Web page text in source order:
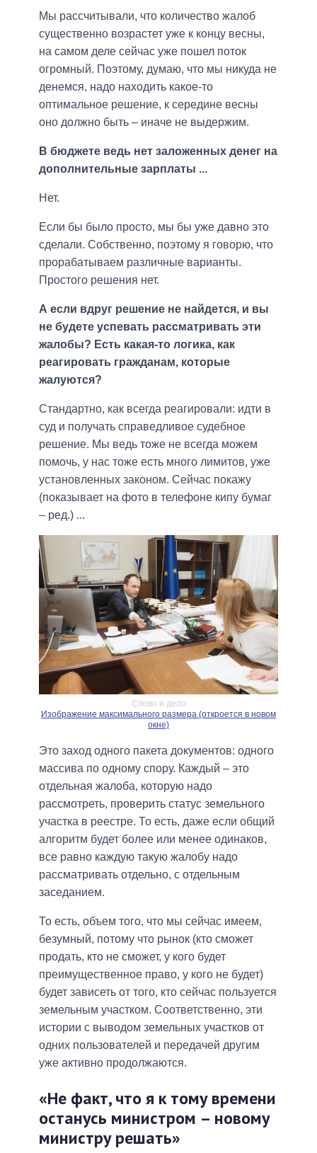
Мы рассчитывали, что количество жалоб
существенно возрастет уже к концу весны,
на самом деле сейчас уже пошел поток
огромный. Поэтому, думаю, что мы никуда не
денемся, надо находить какое-то
оптимальное решение, к середине весны
оно должно быть – иначе не выдержим.
В бюджете ведь нет заложенных денег на
дополнительные зарплаты ...
Нет.
Если бы было просто, мы бы уже давно это
сделали. Собственно, поэтому я говорю, что
прорабатываем различные варианты.
Простого решения нет.
А если вдруг решение не найдется, и вы
не будете успевать рассматривать эти
жалобы? Есть какая-то логика, как
реагировать гражданам, которые
жалуются?
Стандартно, как всегда реагировали: идти в
суд и получать справедливое судебное
решение. Мы ведь тоже не всегда можем
помочь, у нас тоже есть много лимитов, уже
установленных законом. Сейчас покажу
(показывает на фото в телефоне кипу бумаг
– ред.) ...
Слово и дело
Изображение максимального размера (откроется в новом
окне)
Это заход одного пакета документов: одного
массива по одному спору. Каждый – это
отдельная жалоба, которую надо
рассмотреть, проверить статус земельного
участка в реестре. То есть, даже если общий
алгоритм будет более или менее одинаков,
все равно каждую такую жалобу надо
рассматривать отдельно, с отдельным
заседанием.
То есть, объем того, что мы сейчас имеем,
безумный, потому что рынок (кто сможет
продать, кто не сможет, у кого будет
преимущественное право, у кого не будет)
будет зависеть от того, кто сейчас пользуется
земельным участком. Соответственно, эти
истории с выводом земельных участков от
одних пользователей и передачей другим
уже активно продолжаются.
«Не факт, что я к тому времени
останусь министром – новому
министру решать»